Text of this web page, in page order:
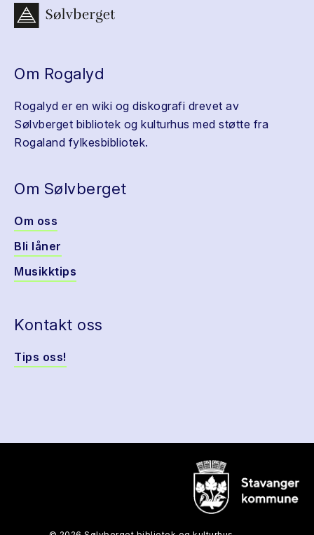
Om Rogalyd
Rogalyd er en wiki og diskografi drevet av
Sølvberget bibliotek og kulturhus med støtte fra
Rogaland fylkesbibliotek.
Om Sølvberget
Om oss
Bli låner
Musikktips
Kontakt oss
Tips oss!